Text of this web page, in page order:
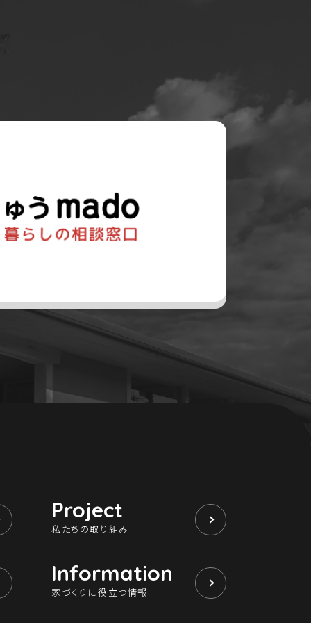
Project
私たちの取り組み
Information
家づくりに役立つ情報